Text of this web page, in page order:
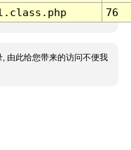
76
由此给您带来的访问不便我